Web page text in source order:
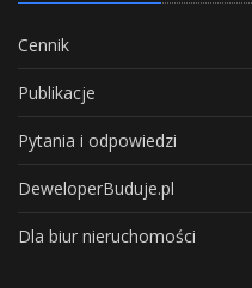
Cennik
Publikacje
Pytania i odpowiedzi
DeweloperBuduje.pl
Dla biur nieruchomości